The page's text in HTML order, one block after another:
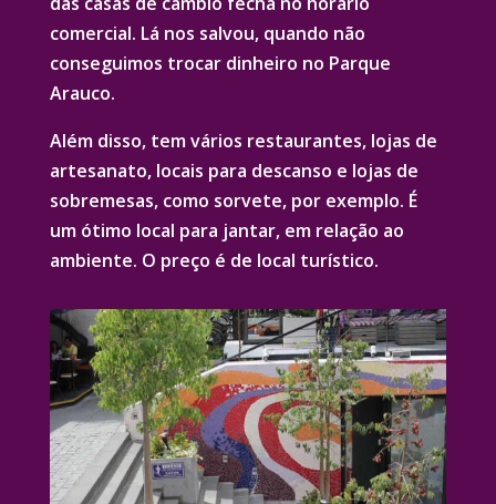
comercial. Lá nos salvou, quando não
conseguimos trocar dinheiro no Parque
Arauco.
Além disso, tem vários restaurantes, lojas de
artesanato, locais para descanso e lojas de
sobremesas, como sorvete, por exemplo. É
um ótimo local para jantar, em relação ao
ambiente. O preço é de local turístico.